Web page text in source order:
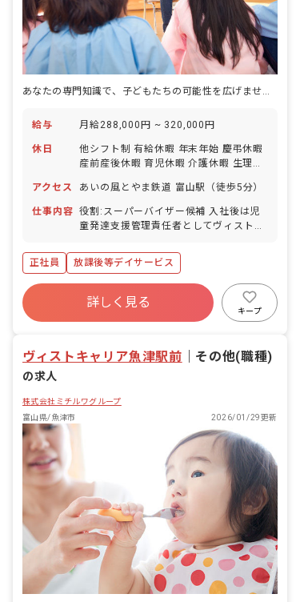
あなたの専門知識で、子どもたちの可能性を広げませんか？温かい職場で輝く未来を。
給与 月給288,000円 ~ 320,000円
休日
他シフト制 有給休暇 年末年始 慶弔休暇
産前産後休暇 育児休暇 介護休暇 生理休
アクセス
あいの風とやま鉄道 富山駅（徒歩5分）
仕事内容 役割:スーパーバイザー候補 入社後は児
童発達支援管理責任者としてヴィストカ
たいと考えております。 業務内容: 〈事
業所全体の支援の質向上・担保〉 ・事業
所配属スタッフ（4~7名）の支援力育成
にかかる企画運営 ・キャリア教育を通し
た利用者さんのトータル支援の統括 将来
をしております。
正社員 放課後等デイサービス
詳しく見る
キープ
ヴィストキャリア魚津駅前 その他(職種)
の求人
株式会社ミチルワグループ
富山県/魚津市
2026/01/29更新